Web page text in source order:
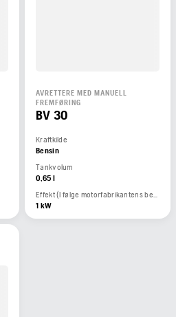
AVRETTERE MED MANUELL
FREMFØRING
BV 30
Kraftkilde
Bensin
Tankvolum
0,65 l
Effekt (I følge motorfabrikantens beregninger)
1 kW